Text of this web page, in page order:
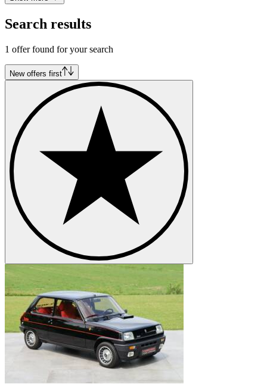
Renault Ondine
Renault R 19
Renault R 6
Renault R 8
Renault Sport Spider
Renault Twingo
Renault Type AH
Search results
1 offer found for your search
New offers first